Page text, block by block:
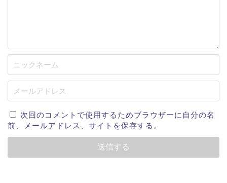
次回のコメントで使用するためブラウザーに自分の名
前、メールアドレス、サイトを保存する。